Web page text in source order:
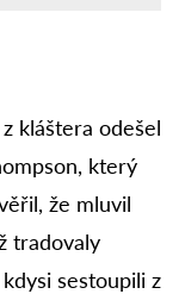
kláštera odešel
který
že mluvil
tradovaly
sestoupili z